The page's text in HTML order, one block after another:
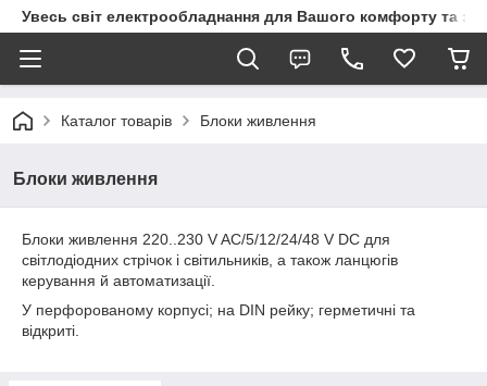
Увесь світ електрообладнання для Вашого комфорту та
Каталог товарів Блоки живлення
Блоки живлення
Блоки живлення 220..230 V AC/5/12/24/48 V DC для
світлодіодних стрічок і світильників, а також ланцюгів
керування й автоматизації.
У перфорованому корпусі; на DIN рейку; герметичні та
відкриті.